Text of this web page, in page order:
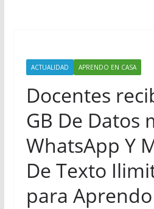
ACTUALIDAD APRENDO EN CASA
Docentes
GB De Datos
WhatsApp Y
De Texto
para Aprendo